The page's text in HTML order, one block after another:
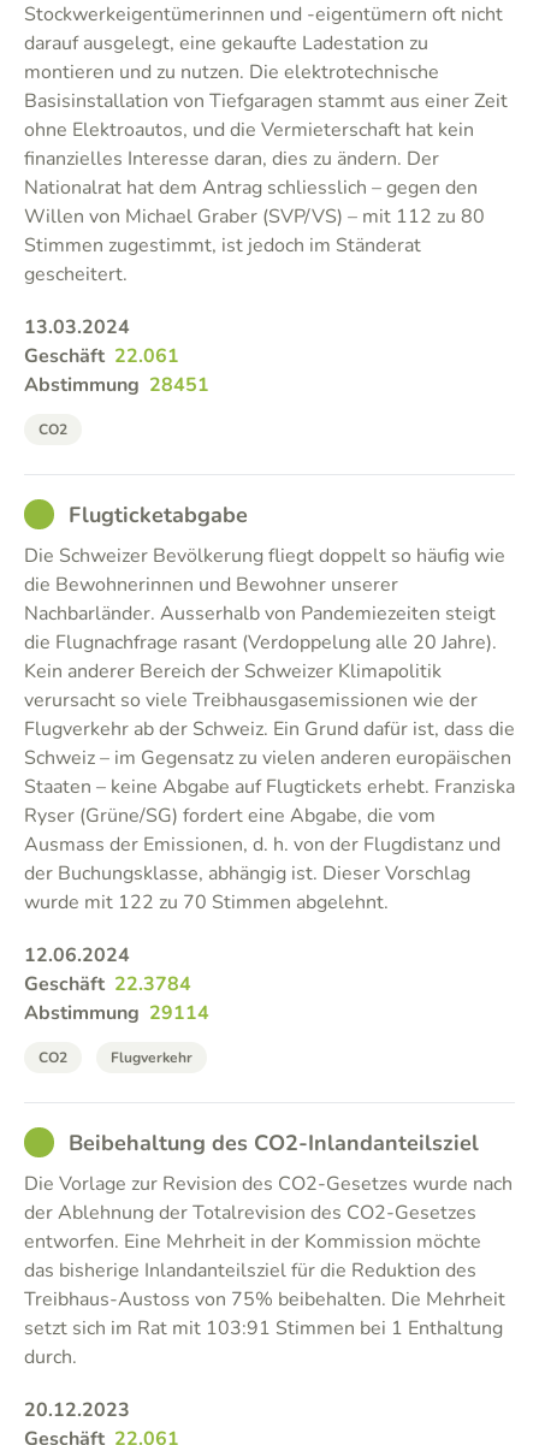
Stockwerkeigentümerinnen und -eigentümern oft nicht
darauf ausgelegt, eine gekaufte Ladestation zu
montieren und zu nutzen. Die elektrotechnische
Basisinstallation von Tiefgaragen stammt aus einer Zeit
ohne Elektroautos, und die Vermieterschaft hat kein
finanzielles Interesse daran, dies zu ändern. Der
Nationalrat hat dem Antrag schliesslich – gegen den
Willen von Michael Graber (SVP/VS) – mit 112 zu 80
Stimmen zugestimmt, ist jedoch im Ständerat
gescheitert.
13.03.2024
Geschäft 22.061
Abstimmung 28451
CO2
GOODFlugticketabgabe
Die Schweizer Bevölkerung fliegt doppelt so häufig wie
die Bewohnerinnen und Bewohner unserer
Nachbarländer. Ausserhalb von Pandemiezeiten steigt
die Flugnachfrage rasant (Verdoppelung alle 20 Jahre).
Kein anderer Bereich der Schweizer Klimapolitik
verursacht so viele Treibhausgasemissionen wie der
Flugverkehr ab der Schweiz. Ein Grund dafür ist, dass die
Schweiz – im Gegensatz zu vielen anderen europäischen
Staaten – keine Abgabe auf Flugtickets erhebt. Franziska
Ryser (Grüne/SG) fordert eine Abgabe, die vom
Ausmass der Emissionen, d. h. von der Flugdistanz und
der Buchungsklasse, abhängig ist. Dieser Vorschlag
wurde mit 122 zu 70 Stimmen abgelehnt.
12.06.2024
Geschäft 22.3784
Abstimmung 29114
CO2 Flugverkehr
GOODBeibehaltung des CO2-Inlandanteilsziel
Die Vorlage zur Revision des CO2-Gesetzes wurde nach
der Ablehnung der Totalrevision des CO2-Gesetzes
entworfen. Eine Mehrheit in der Kommission möchte
das bisherige Inlandanteilsziel für die Reduktion des
Treibhaus-Austoss von 75% beibehalten. Die Mehrheit
setzt sich im Rat mit 103:91 Stimmen bei 1 Enthaltung
durch.
20.12.2023
Geschäft 22.061